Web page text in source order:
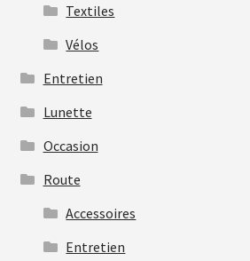
Textiles
Vélos
Entretien
Lunette
Occasion
Route
Accessoires
Entretien